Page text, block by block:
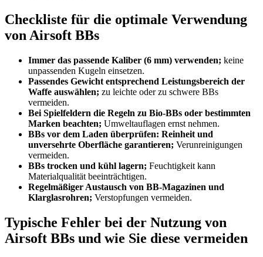
Checkliste für die optimale Verwendung
von Airsoft BBs
Immer das passende Kaliber (6 mm) verwenden; keine
unpassenden Kugeln einsetzen.
Passendes Gewicht entsprechend Leistungsbereich der
Waffe auswählen; zu leichte oder zu schwere BBs
vermeiden.
Bei Spielfeldern die Regeln zu Bio-BBs oder bestimmten
Marken beachten; Umweltauflagen ernst nehmen.
BBs vor dem Laden überprüfen: Reinheit und
unversehrte Oberfläche garantieren; Verunreinigungen
vermeiden.
BBs trocken und kühl lagern; Feuchtigkeit kann
Materialqualität beeinträchtigen.
Regelmäßiger Austausch von BB-Magazinen und
Klarglasrohren; Verstopfungen vermeiden.
Typische Fehler bei der Nutzung von
Airsoft BBs und wie Sie diese vermeiden